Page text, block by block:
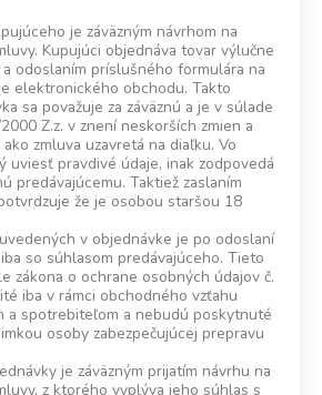
je záväzným návrhom na
Kupujúci objednáva tovar výlučne
odoslaním príslušného formulára na
elektronického obchodu. Takto
sa považuje za záväznú a je v súlade
Z.z. v znení neskorších zmien a
zmluva uzavretá na diaľku. Vo
uviesť pravdivé údaje, inak zodpovedá
predávajúcemu. Taktiež zaslaním
že je osobou staršou 18
v objednávke je po odoslaní
so súhlasom predávajúceho. Tieto
zákona o ochrane osobných údajov č.
iba v rámci obchodného vzťahu
a spotrebiteľom a nebudú poskytnuté
osoby zabezpečujúcej prepravu
je záväzným prijatím návrhu na
z ktorého vyplýva jeho súhlas s